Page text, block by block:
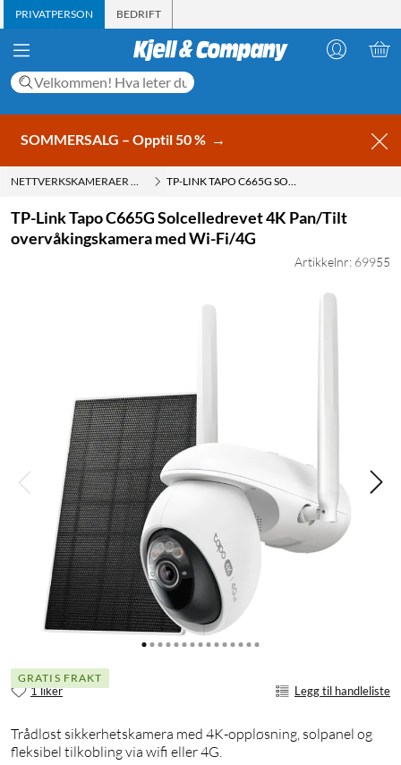
PRIVATPERSON BEDRIFT
SOMMERSALG – Opptil 50 % →
NETTVERKSKAMERAER MED SIM-KORT TP-LINK TAPO C665G SOLCELLEDREVET 4K PAN/TILT OVERVÅKINGSKAMERA MED WI-FI/4G
TP-Link Tapo C665G Solcelledrevet 4K Pan/Tilt
overvåkingskamera med Wi-Fi/4G
Artikkelnr: 69955
GRATIS FRAKT
1 liker Legg til handleliste
Trådløst sikkerhetskamera med 4K-oppløsning, solpanel og
fleksibel tilkobling via wifi eller 4G.